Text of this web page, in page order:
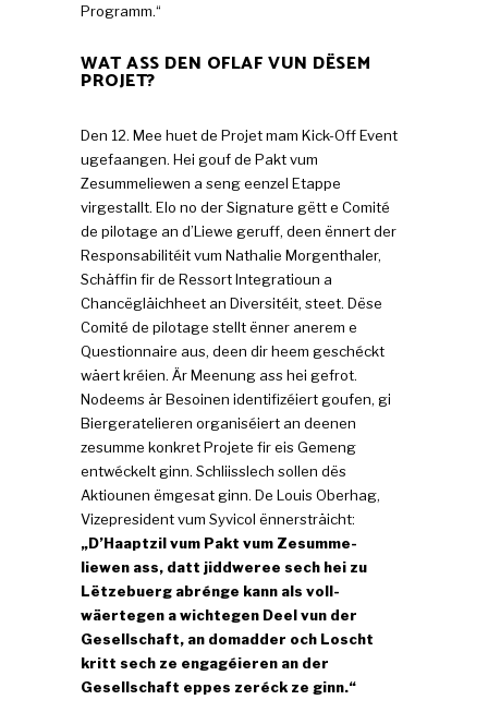
Programm.“
WAT ASS DEN OFLAF VUN DËSEM
PROJET?
Den 12. Mee huet de Projet mam Kick-Off Event
ugefaangen. Hei gouf de Pakt vum
Zesummeliewen a seng eenzel Etappe
virgestallt. Elo no der Signature gëtt e Comité
de pilotage an d’Liewe geruff, deen ënnert der
Responsabilitéit vum Nathalie Morgenthaler,
Schäffin fir de Ressort Integratioun a
Chancëgläichheet an Diversitéit, steet. Dëse
Comité de pilotage stellt ënner anerem e
Questionnaire aus, deen dir heem geschéckt
wäert kréien. Är Meenung ass hei gefrot.
Nodeems är Besoinen identifizéiert goufen, gi
Biergeratelieren organiséiert an deenen
zesumme konkret Projete fir eis Gemeng
entwéckelt ginn. Schliisslech sollen dës
Aktiounen ëmgesat ginn. De Louis Oberhag,
Vizepresident vum Syvicol ënnersträicht:
„D’Haaptzil vum Pakt vum Zesumme-
liewen ass, datt jiddweree sech hei zu
Lëtzebuerg abrénge kann als voll-
wäertegen a wichtegen Deel vun der
Gesellschaft, an domadder och Loscht
kritt sech ze engagéieren an der
Gesellschaft eppes zeréck ze ginn.“